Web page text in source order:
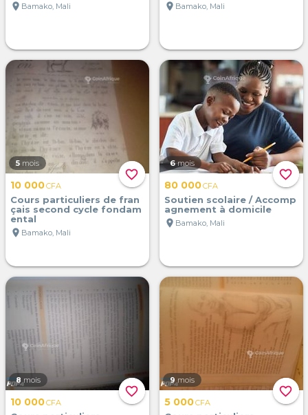
location_on Bamako, Mali
location_on Bamako, Mali
favorite_border
5 mois
10 000CFA
Cours particuliers de fran
çais second cycle fondam
ental
location_on Bamako, Mali
favorite_border
6 mois
80 000CFA
Soutien scolaire / Accomp
agnement à domicile
location_on Bamako, Mali
favorite_border
8 mois
10 000CFA
favorite_border
9 mois
5 000CFA